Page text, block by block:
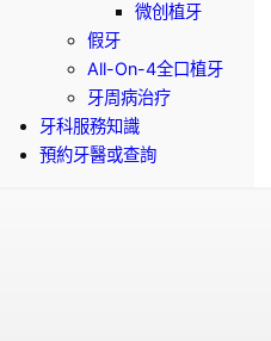
微创植牙
假牙
All-On-4全口植牙
牙周病治疗
牙科服務知識
預約牙醫或查詢